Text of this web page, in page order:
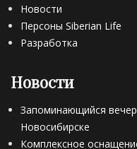
Новости
Персоны Siberian Life
Разработка
Новости
Запоминающийся
Новосибирске
Комплексное